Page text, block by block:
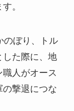
。
のぼり、トル
した際に、地
人がオース
の撃退につな